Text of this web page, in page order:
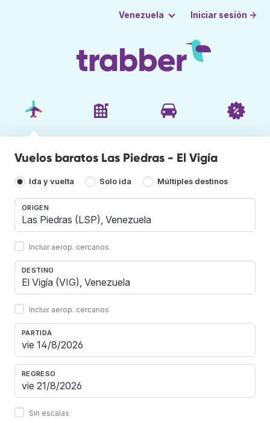
Venezuela Iniciar sesión →
Vuelos baratos Las Piedras - El Vigía
Ida y vuelta Solo ida Múltiples destinos
ORIGEN
Incluir aerop. cercanos
DESTINO
Incluir aerop. cercanos
PARTIDA
REGRESO
Sin escalas